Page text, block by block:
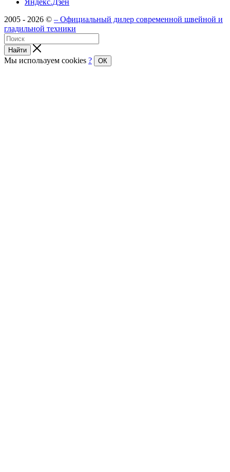
2005 - 2026 © – Официальный дилер современной швейной и
гладильной техники
Найти
Мы используем cookies ? ОК